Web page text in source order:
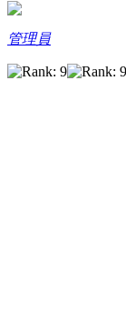
管理員